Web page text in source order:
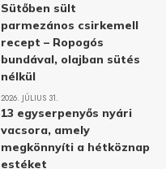
Sütőben sült
parmezános csirkemell
recept – Ropogós
bundával, olajban sütés
nélkül
2026. JÚLIUS 31.
13 egyserpenyős nyári
vacsora, amely
megkönnyíti a hétköznap
estéket